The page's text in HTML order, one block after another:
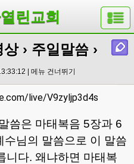
린교회
상› 주일말씀 ›
| 메뉴 건너뛰기
live/V9zyljp3d4s
씀은 마태복음 5장과 6
수님의 말씀으로 이 말씀
니다. 왜냐하면 마태복